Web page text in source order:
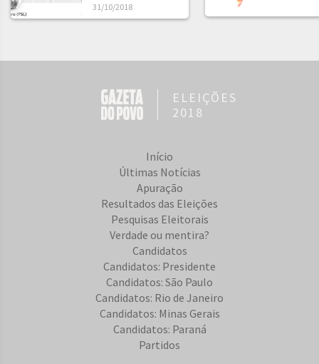
31/10/2018
ELEIÇÕES
2018
Início
Últimas Notícias
Apuração
Resultados das Eleições
Pesquisas Eleitorais
Verdade ou mentira?
Candidatos
Candidatos: Presidente
Candidatos: São Paulo
Candidatos: Rio de Janeiro
Candidatos: Minas Gerais
Candidatos: Paraná
Partidos